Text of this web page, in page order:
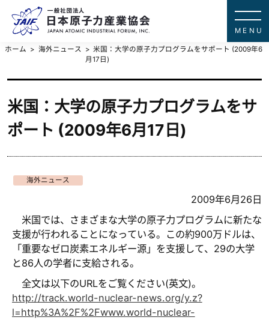
ホーム 海外ニュース
米国：大学の原子力プログラムをサポート (2009年6
月17日)
米国：大学の原子力プログラムをサ
ポート (2009年6月17日)
海外ニュース
2009年6月26日
米国では、さまざまな大学の原子力プログラムに新たな
支援が行われることになっている。この約900万ドルは、
「重要なゼロ炭素エネルギー源」を支援して、29の大学
と86人の学者に支給される。
全文は以下のURLをご覧ください(英文)。
http://track.world-nuclear-news.org/y.z?
l=http%3A%2F%2Fwww.world-nuclear-